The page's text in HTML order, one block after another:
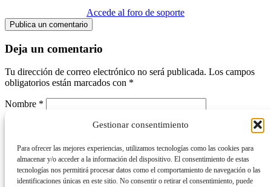
Gestionar consentimiento
Para ofrecer las mejores experiencias, utilizamos tecnologías como las cookies para
almacenar y/o acceder a la información del dispositivo. El consentimiento de estas
tecnologías nos permitirá procesar datos como el comportamiento de navegación o las
identificaciones únicas en este sitio. No consentir o retirar el consentimiento, puede
Accede al foro de soporte
Publica un comentario
Deja un comentario
Tu dirección de correo electrónico no será publicada. Los campos
obligatorios están marcados con *
Nombre *
Web
Comentario*